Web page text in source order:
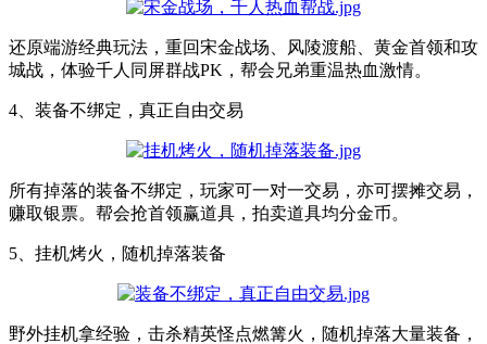
还原端游经典玩法，重回宋金战场、风陵渡船、黄金首领和攻
城战，体验千人同屏群战PK，帮会兄弟重温热血激情。
4、装备不绑定，真正自由交易
所有掉落的装备不绑定，玩家可一对一交易，亦可摆摊交易，
赚取银票。帮会抢首领赢道具，拍卖道具均分金币。
5、挂机烤火，随机掉落装备
野外挂机拿经验，击杀精英怪点燃篝火，随机掉落大量装备，